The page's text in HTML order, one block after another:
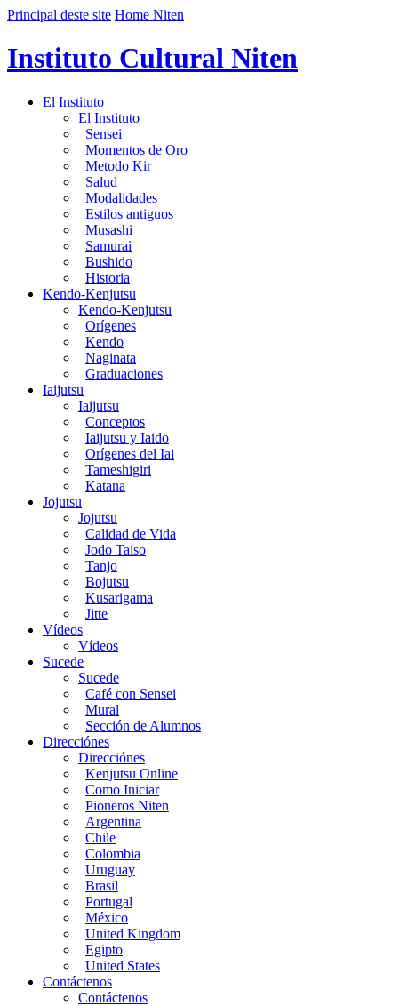
Principal deste site Home Niten
Instituto Cultural Niten
El Instituto
El Instituto
Sensei
Momentos de Oro
Metodo Kir
Salud
Modalidades
Estilos antiguos
Musashi
Samurai
Bushido
Historia
Kendo-Kenjutsu
Kendo-Kenjutsu
Orígenes
Kendo
Naginata
Graduaciones
Iaijutsu
Iaijutsu
Conceptos
Iaijutsu y Iaido
Orígenes del Iai
Tameshigiri
Katana
Jojutsu
Jojutsu
Calidad de Vida
Jodo Taiso
Tanjo
Bojutsu
Kusarigama
Jitte
Vídeos
Vídeos
Sucede
Sucede
Café con Sensei
Mural
Sección de Alumnos
Direcciónes
Direcciónes
Kenjutsu Online
Como Iniciar
Pioneros Niten
Argentina
Chile
Colombia
Uruguay
Brasil
Portugal
México
United Kingdom
Egipto
United States
Contáctenos
Contáctenos